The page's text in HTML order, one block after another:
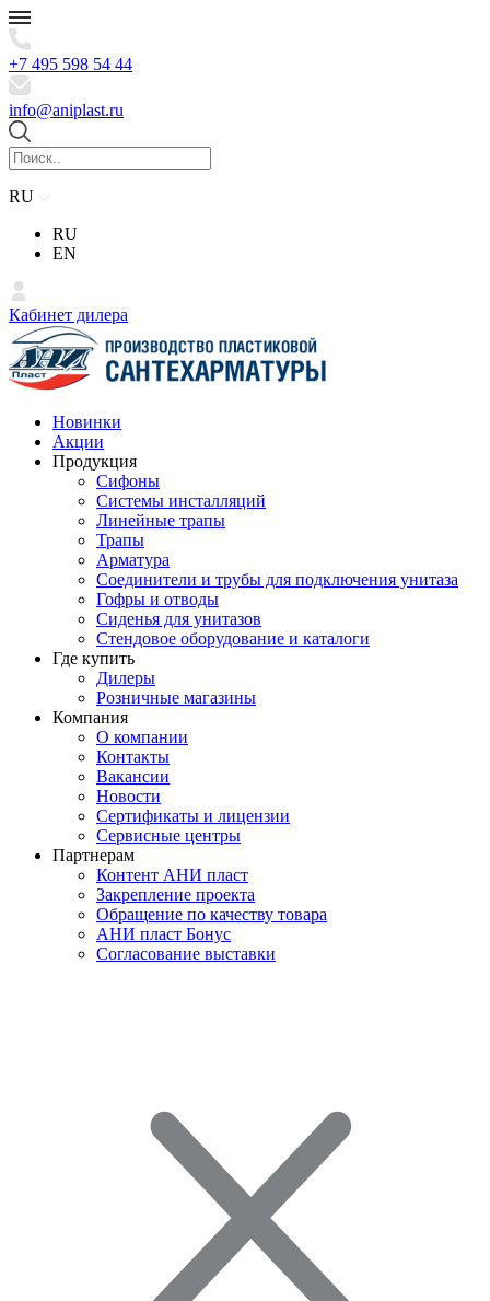
+7 495 598 54 44
info@aniplast.ru
RU
RU
EN
Кабинет дилера
Новинки
Акции
Продукция
Сифоны
Системы инсталляций
Линейные трапы
Трапы
Арматура
Соединители и трубы для подключения унитаза
Гофры и отводы
Сиденья для унитазов
Стендовое оборудование и каталоги
Где купить
Дилеры
Розничные магазины
Компания
О компании
Контакты
Вакансии
Новости
Сертификаты и лицензии
Сервисные центры
Партнерам
Контент АНИ пласт
Закрепление проекта
Обращение по качеству товара
АНИ пласт Бонус
Согласование выставки